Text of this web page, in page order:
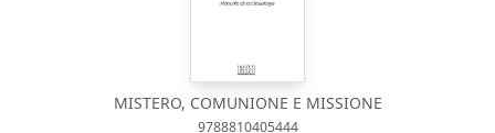
MISTERO, COMUNIONE E MISSIONE
9788810405444